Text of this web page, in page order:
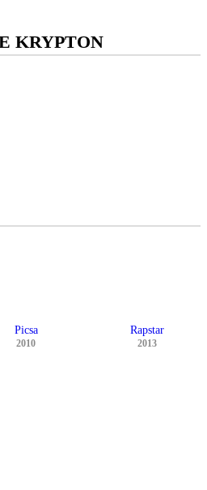
KRYPTON
Picsa
2010
Rapstar
2013